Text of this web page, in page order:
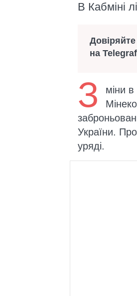
В Кабміні
на
З
міни
України.
уряді.